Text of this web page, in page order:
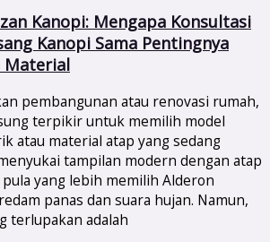
Kanopi: Mengapa Konsultasi
Kanopi Sama Pentingnya
Material
pembangunan atau renovasi rumah,
terpikir untuk memilih model
atau material atap yang sedang
tampilan modern dengan atap
yang lebih memilih Alderon
panas dan suara hujan. Namun,
terlupakan adalah